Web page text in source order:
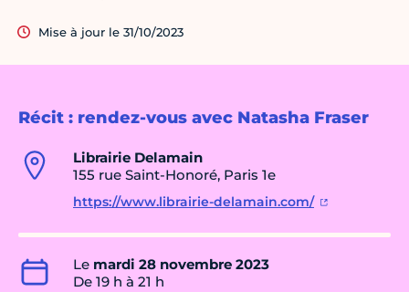
Récit : rendez-vous avec Natasha Fraser
Librairie Delamain
155 rue Saint-Honoré, Paris 1e
https://www.librairie-delamain.com/
Le mardi 28 novembre 2023
De 19 h à 21 h
Mise à jour le 31/10/2023